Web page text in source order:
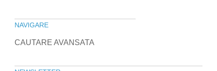
NAVIGARE
CAUTARE AVANSATA